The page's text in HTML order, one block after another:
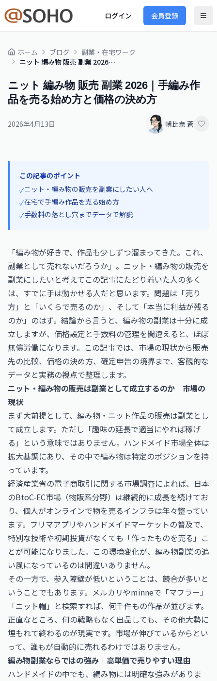
ログイン 会員登録
ホーム ブログ
副業・在宅ワーク
ニット 編み物 販売 副業 2026｜手編み作品を売る始め方と価格の決め方
ニット 編み物 販売 副業 2026｜手編み作
品を売る始め方と価格の決め方
2026年4月13日 朝比奈 蒼
この記事のポイント
✓ニット・編み物の販売を副業にしたい人へ
✓在宅で手編み作品を売る始め方
✓手数料の落とし穴までデータで解説
「編み物が好きで、作品も少しずつ溜まってきた。これ、
副業として売れないだろうか」。ニット・編み物の販売を
副業にしたいと考えてこの記事にたどり着いた人の多く
は、すでに手は動かせる人だと思います。問題は「売り
方」と「いくらで売るのか」、そして「本当に利益が残る
のか」のはず。結論から言うと、編み物の副業は十分に成
立しますが、価格設定と手数料の管理を間違えると、ほぼ
無償労働になります。この記事では、市場の現状から販売
先の比較、価格の決め方、確定申告の境界まで、客観的な
データと実務の視点で整理します。
ニット・編み物の販売は副業として成立するのか｜市場の
現状
まず大前提として、編み物・ニット作品の販売は副業とし
て成立します。ただし「趣味の延長で適当にやれば稼げ
る」という意味ではありません。ハンドメイド市場全体は
拡大基調にあり、その中で編み物は特定のポジションを持
っています。
経済産業省の電子商取引に関する市場調査によれば、日本
のBtoC-EC市場（物販系分野）は継続的に成長を続けてお
り、個人がオンラインで物を売るインフラは年々整ってい
ます。フリマアプリやハンドメイドマーケットの普及で、
特別な技術や初期投資がなくても「作ったものを売る」こ
とが可能になりました。この環境変化が、編み物副業の追
い風になっているのは間違いありません。
その一方で、参入障壁が低いということは、競合が多いと
いうことでもあります。メルカリやminneで「マフラー」
「ニット帽」と検索すれば、何千件もの作品が並びます。
正直なところ、何の戦略もなく出品しても、その他大勢に
埋もれて終わるのが現実です。市場が伸びているからとい
って、誰もが自動的に売れるわけではありません。
編み物副業ならではの強み｜高単価で売りやすい理由
ハンドメイドの中でも、編み物には明確な強みがありま